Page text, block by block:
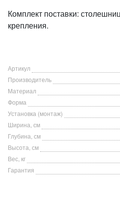
Комплект поставки:
крепления.
Артикул
Производитель
Материал
Форма
Установка (монтаж)
Ширина, см
Глубина, см
Высота, см
Вес, кг
Гарантия